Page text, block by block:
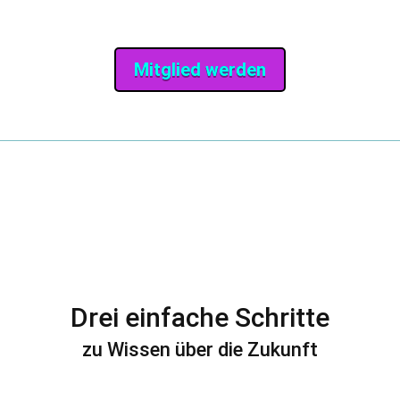
Mitglied werden
Drei einfache Schritte
zu Wissen über die Zukunft